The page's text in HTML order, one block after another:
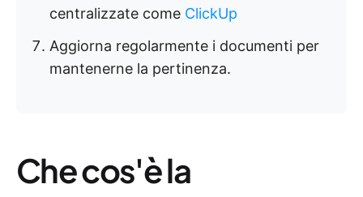
centralizzate come ClickUp
Aggiorna regolarmente i documenti per
mantenerne la pertinenza.
Che cos'è la